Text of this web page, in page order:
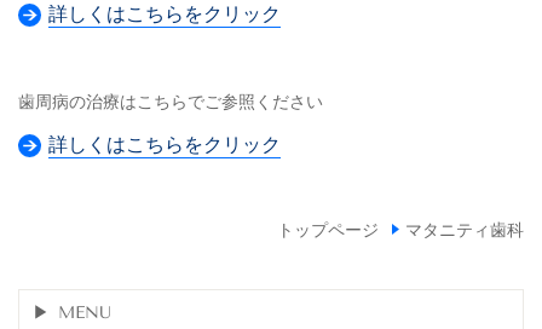
詳しくはこちらをクリック
歯周病の治療はこちらでご参照ください
詳しくはこちらをクリック
トップページ マタニティ歯科
MENU